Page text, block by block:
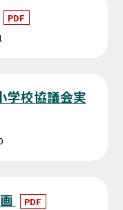
PDF
校協議会実
PDF